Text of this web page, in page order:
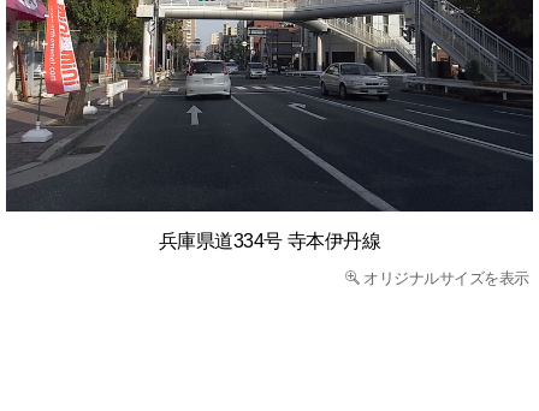
兵庫県道334号 寺本伊丹線
オリジナルサイズを表示